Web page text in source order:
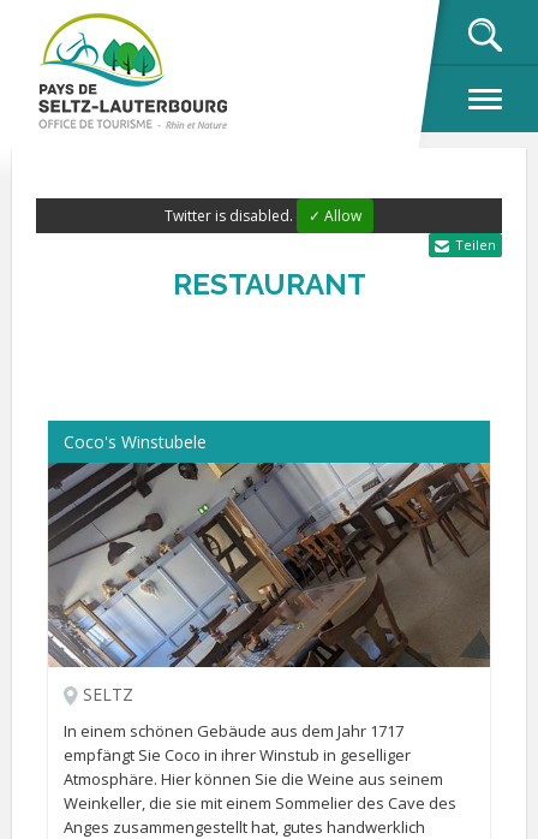
Twitter is disabled. ✓ Allow
Teilen
RESTAURANT
Coco's Winstubele
SELTZ
In einem schönen Gebäude aus dem Jahr 1717
empfängt Sie Coco in ihrer Winstub in geselliger
Atmosphäre. Hier können Sie die Weine aus seinem
Weinkeller, die sie mit einem Sommelier des Cave des
Anges zusammengestellt hat, gutes handwerklich